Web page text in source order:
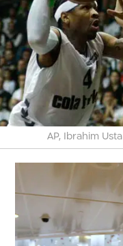
AP, Ibrahim Usta